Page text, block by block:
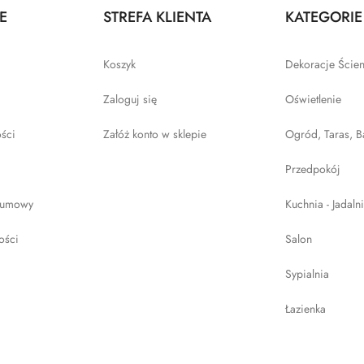
STREFA KLIENTA
Koszyk
Zaloguj się
Załóż konto w sklepie
KATEGORIE
Dekoracje
Oświetlenie
Ogród, Taras,
Przedpokój
Kuchnia -
Salon
Sypialnia
Łazienka